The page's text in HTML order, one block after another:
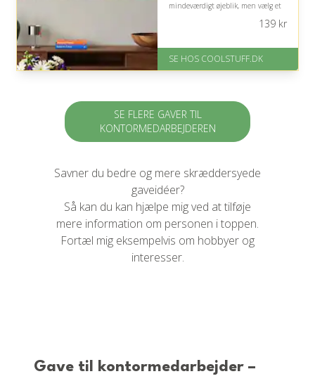
mindeværdigt øjeblik, men vælg et
På lager
Levering: Standard leveringstid
139kr
SE HOS COOLSTUFF.DK
SE FLERE GAVER TIL
KONTORMEDARBEJDEREN
Savner du bedre og mere skræddersyede
gaveidéer?
Så kan du kan hjælpe mig ved at tilføje
mere information om personen i toppen.
Fortæl mig eksempelvis om hobbyer og
interesser.
Gave til kontormedarbejder –